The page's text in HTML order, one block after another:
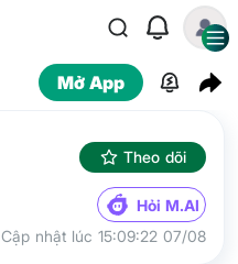
Mở App
Theo dõi
Hỏi M.AI
Cập nhật lúc 15:09:22 07/08